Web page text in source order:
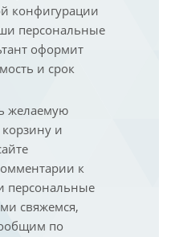
конфигурации
персональные
оформит
и срок
желаемую
и
к
персональные
свяжемся,
по